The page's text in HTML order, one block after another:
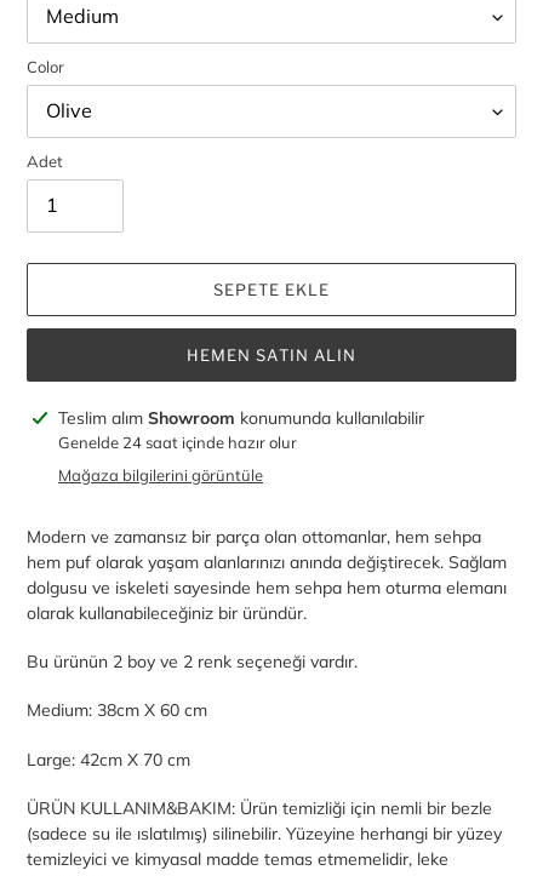
Color
Adet
SEPETE EKLE
HEMEN SATIN ALIN
Ürün,
sepetinize
ekleniyor
Teslim alım Showroom konumunda kullanılabilir
Genelde 24 saat içinde hazır olur
Mağaza bilgilerini görüntüle
Modern ve zamansız bir parça olan ottomanlar, hem sehpa
hem puf olarak yaşam alanlarınızı anında değiştirecek. Sağlam
dolgusu ve iskeleti sayesinde hem sehpa hem oturma elemanı
olarak kullanabileceğiniz bir üründür.
Bu ürünün 2 boy ve 2 renk seçeneği vardır.
Medium: 38cm X 60 cm
Large: 42cm X 70 cm
ÜRÜN KULLANIM&BAKIM: Ürün temizliği için nemli bir bezle
(sadece su ile ıslatılmış) silinebilir. Yüzeyine herhangi bir yüzey
temizleyici ve kimyasal madde temas etmemelidir, leke